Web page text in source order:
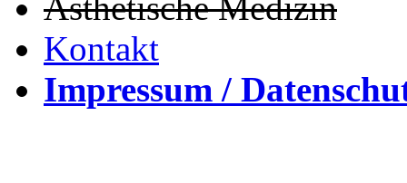
Ästhetische Medizin
Kontakt
Impressum /